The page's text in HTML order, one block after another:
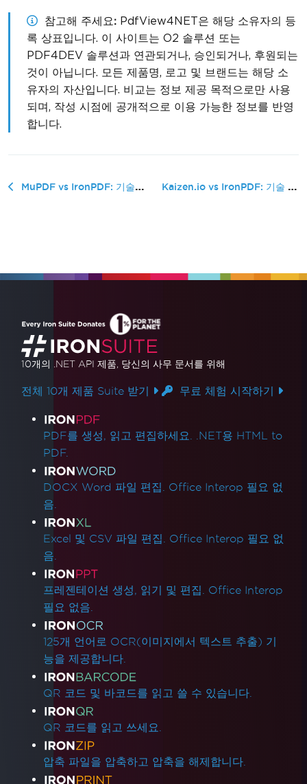
참고해 주세요
PdfView4NET은 해당 소유자의 등
록 상표입니다. 이 사이트는 O2 솔루션 또는
PDF4DEV 솔루션과 연관되거나, 승인되거나, 후원되는
것이 아닙니다. 모든 제품명, 로고 및 브랜드는 해당 소
유자의 자산입니다. 비교는 정보 제공 목적으로만 사용
되며, 작성 시점에 공개적으로 이용 가능한 정보를 반영
합니다.
MuPDF vs IronPDF: 기술 비교 가이드 Kaizen.io vs IronPDF: 기술 비교...
10개의 .NET API 제품, 당신의 사무 문서를 위해
전체 10개 제품 Suite 받기 무료 체험 시작하기
제품 링크
PDF를 생성, 읽고 편집하세요. .NET용 HTML to
PDF.
DOCX Word 파일 편집. Office Interop 필요 없
음.
Excel 및 CSV 파일 편집. Office Interop 필요 없
음.
프레젠테이션 생성, 읽기 및 편집. Office Interop
필요 없음.
125개 언어로 OCR(이미지에서 텍스트 추출) 기
능을 제공합니다.
QR 코드 및 바코드를 읽고 쓸 수 있습니다.
QR 코드를 읽고 쓰세요.
압축 파일을 압축하고 압축을 해제합니다.